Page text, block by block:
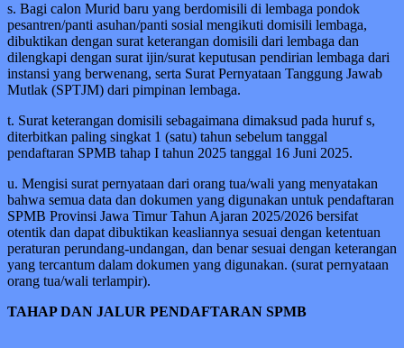
s. Bagi calon Murid baru yang berdomisili di lembaga pondok
pesantren/panti asuhan/panti sosial mengikuti domisili lembaga,
dibuktikan dengan surat keterangan domisili dari lembaga dan
dilengkapi dengan surat ijin/surat keputusan pendirian lembaga dari
instansi yang berwenang, serta Surat Pernyataan Tanggung Jawab
Mutlak (SPTJM) dari pimpinan lembaga.
t. Surat keterangan domisili sebagaimana dimaksud pada huruf s,
diterbitkan paling singkat 1 (satu) tahun sebelum tanggal
pendaftaran SPMB tahap I tahun 2025 tanggal 16 Juni 2025.
u. Mengisi surat pernyataan dari orang tua/wali yang menyatakan
bahwa semua data dan dokumen yang digunakan untuk pendaftaran
SPMB Provinsi Jawa Timur Tahun Ajaran 2025/2026 bersifat
otentik dan dapat dibuktikan keasliannya sesuai dengan ketentuan
peraturan perundang-undangan, dan benar sesuai dengan keterangan
yang tercantum dalam dokumen yang digunakan. (surat pernyataan
orang tua/wali terlampir).
TAHAP DAN JALUR PENDAFTARAN SPMB